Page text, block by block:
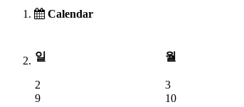
Calendar
일
월
2
3
9
10